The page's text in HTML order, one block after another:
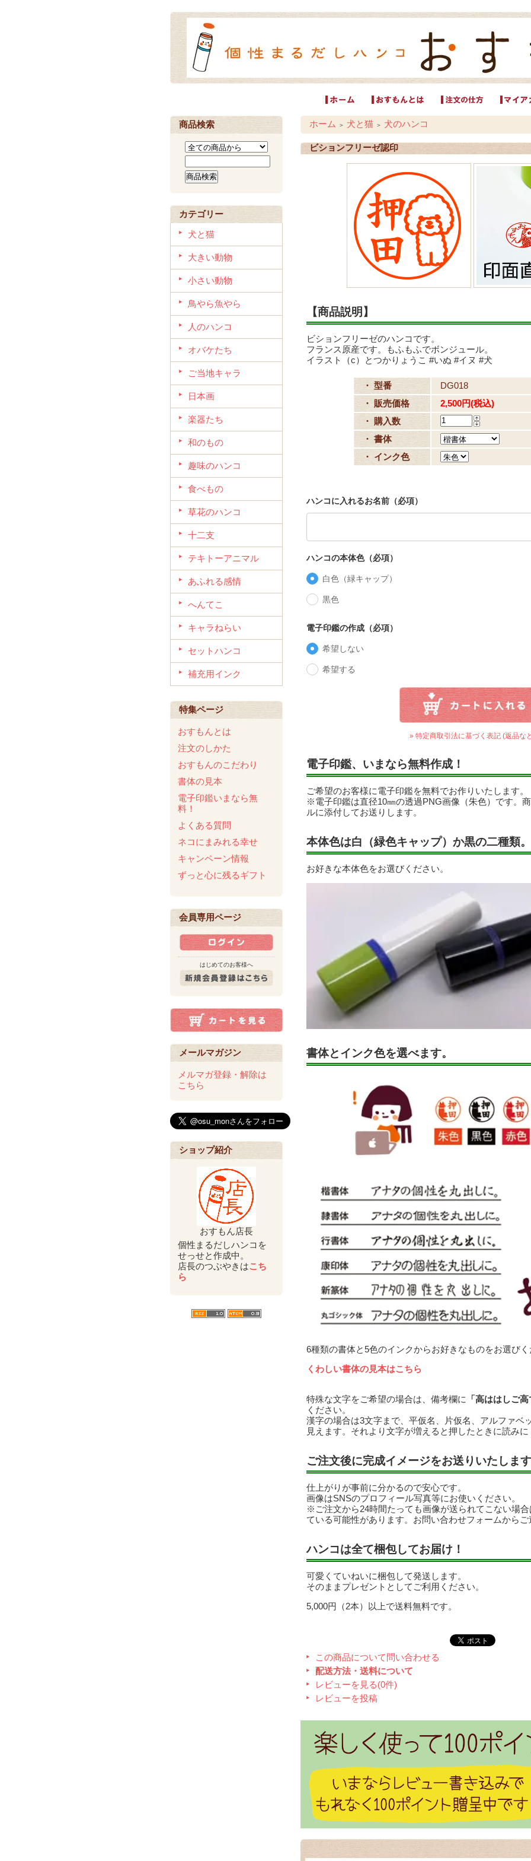
商品検索
カテゴリー
犬と猫
大きい動物
小さい動物
鳥やら魚やら
人のハンコ
オバケたち
ご当地キャラ
日本画
楽器たち
和のもの
趣味のハンコ
食べもの
草花のハンコ
十二支
テキトーアニマル
あふれる感情
へんてこ
キャラねらい
セットハンコ
補充用インク
特集ページ
おすもんとは
注文のしかた
おすもんのこだわり
書体の見本
電子印鑑いまなら無
料！
よくある質問
ネコにまみれる幸せ
キャンペーン情報
ずっと心に残るギフト
会員専用ページ
はじめてのお客様へ
メールマガジン
メルマガ登録・解除は
こちら
ショップ紹介
おすもん店長
個性まるだしハンコを
せっせと作成中。
店長のつぶやきはこち
ら
ホーム ＞ 犬と猫 ＞ 犬のハンコ
ビションフリーゼ認印
【商品説明】
ビションフリーゼのハンコです。
フランス原産です。もふもふでボンジュール。
イラスト（c）とつかりょうこ #いぬ #イヌ #犬
・ 型番
DG018
・ 販売価格
2,500円(税込)
・ 購入数
・ 書体
・ インク色
ハンコに入れるお名前（必項）
ハンコの本体色（必項）
白色（緑キャップ）
黒色
電子印鑑の作成（必項）
希望しない
希望する
» 特定商取引法に基づく表記 (返品な
電子印鑑、いまなら無料作成！
ご希望のお客様に電子印鑑を無料でお作りいたします。
※電子印鑑は直径10㎜の透過PNG画像（朱色）です。
ルに添付してお送りします。
本体色は白（緑色キャップ）か黒の二種類。
お好きな本体色をお選びください。
書体とインク色を選べます。
6種類の書体と5色のインクからお好きなものをお選び
くわしい書体の見本はこちら
特殊な文字をご希望の場合は、備考欄に
「高ははしご
ください。
漢字の場合は3文字まで、平仮名、片仮名、アルファベ
見えます。それより文字が増えると押したときに読み
ご注文後に完成イメージをお送りいたしま
仕上がりが事前に分かるので安心です。
画像はSNSのプロフィール写真等にお使いください。
※ご注文から24時間たっても画像が送られてこない場
ている可能性があります。お問い合わせフォームから
ハンコは全て梱包してお届け！
可愛くていねいに梱包して発送します。
そのままプレゼントとしてご利用ください。
5,000円（2本）以上で送料無料です。
この商品について問い合わせる
配送方法・送料について
レビューを見る(0件)
レビューを投稿